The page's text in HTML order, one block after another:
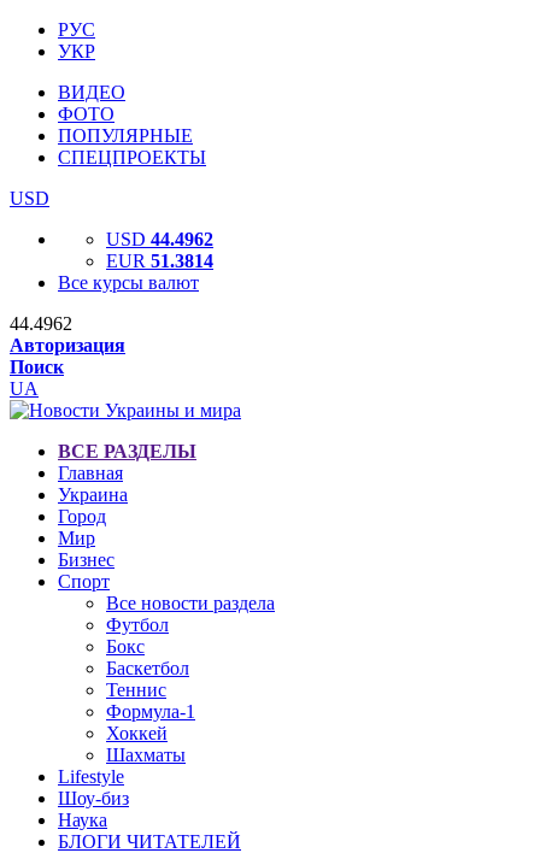
РУС
УКР
ВИДЕО
ФОТО
ПОПУЛЯРНЫЕ
СПЕЦПРОЕКТЫ
USD
USD 44.4962
EUR 51.3814
Все курсы валют
44.4962
Авторизация
Поиск
UA
ВСЕ РАЗДЕЛЫ
Главная
Украина
Город
Мир
Бизнес
Спорт
Все новости раздела
Футбол
Бокс
Баскетбол
Теннис
Формула-1
Хоккей
Шахматы
Lifestyle
Шоу-биз
Наука
БЛОГИ ЧИТАТЕЛЕЙ